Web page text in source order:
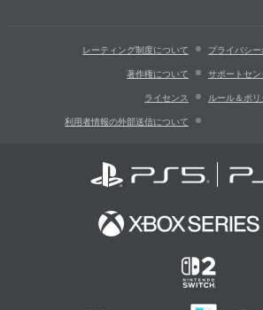
レーティング制度について プライバシー
著作権について サポートセン
ライセンス ルール＆ポリ
利用者情報の外部送信について